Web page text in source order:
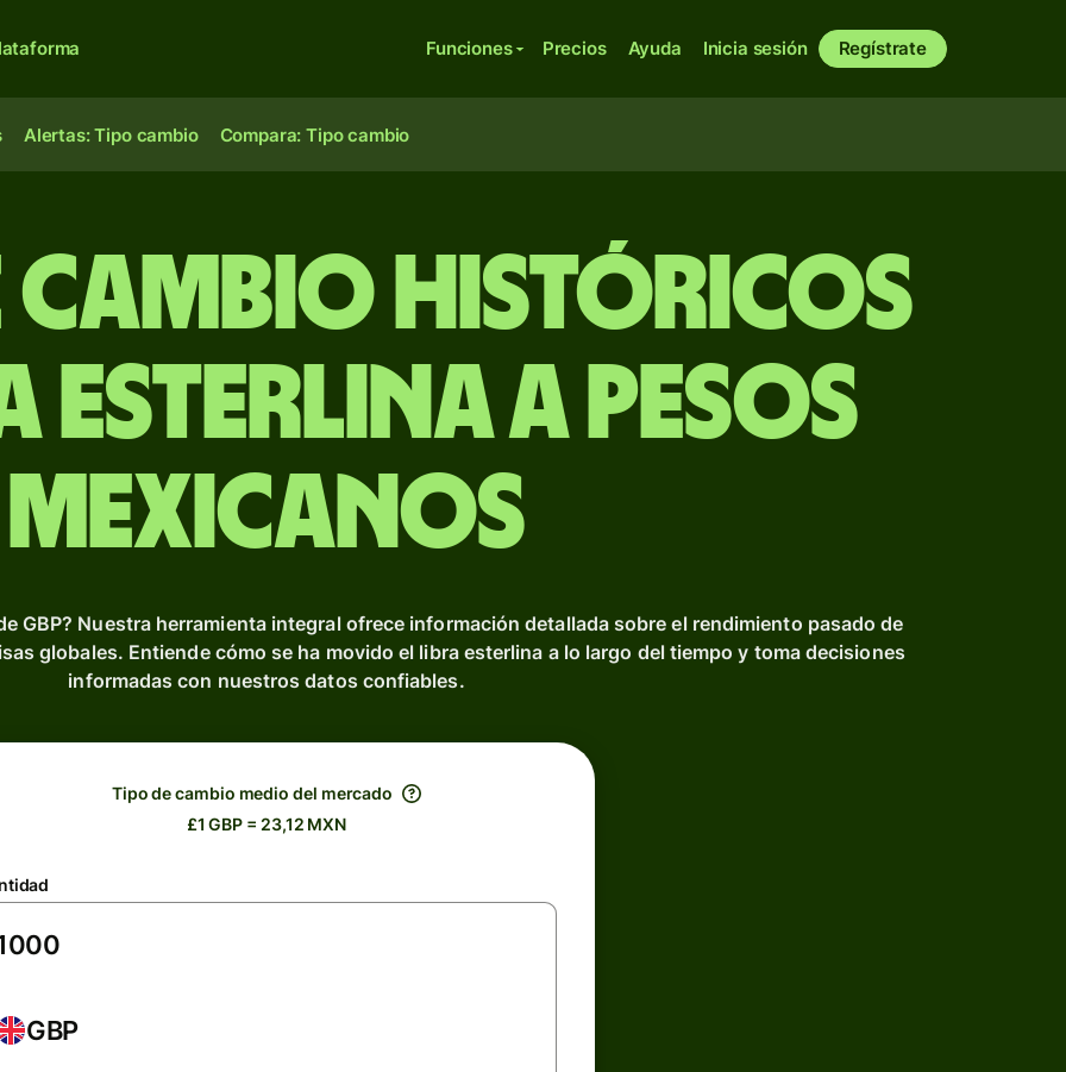
Funciones Precios Ayuda Inicia sesión Regístrate
Alertas: Tipo cambio Compara: Tipo cambio
Cambio Históricos
esterlina a pesos
mexicanos
GBP? Nuestra herramienta integral ofrece información detallada sobre el rendimiento pasado de
globales. Entiende cómo se ha movido el libra esterlina a lo largo del tiempo y toma decisiones
informadas con nuestros datos confiables.
Tipo de cambio medio del mercado
£1 GBP = 23,12 MXN
GBP